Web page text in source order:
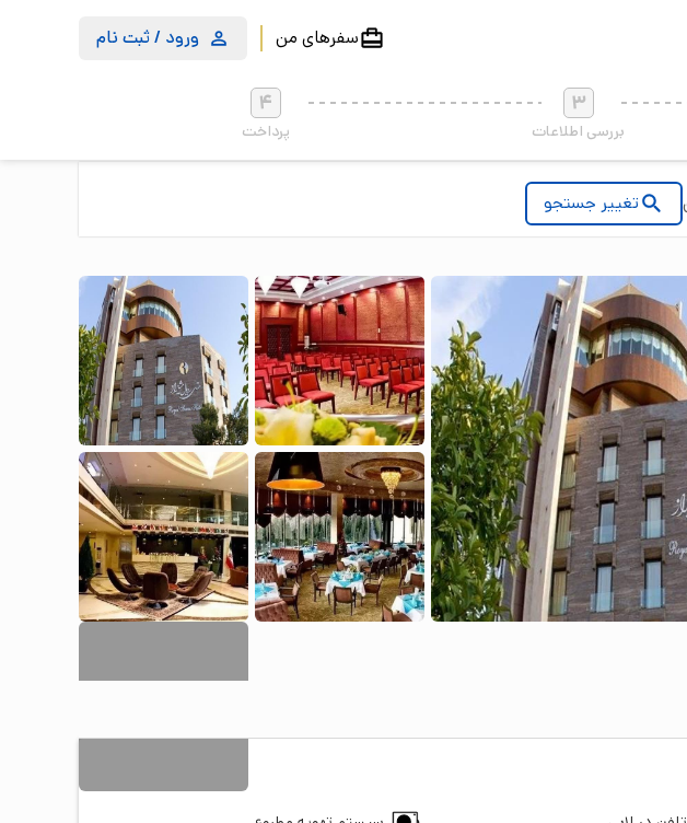
سفرهای من ورود / ثبت نام
3
بررسی اطلاعات
4
پرداخت
تغییر جستجو